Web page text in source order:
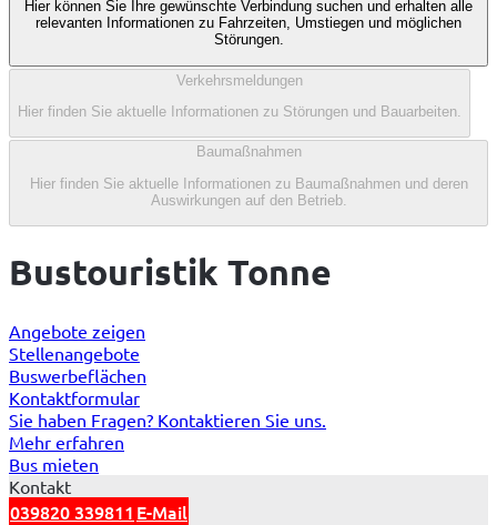
vonHier können Sie Ihre gewünschte Verbindung suchen und erhalten alle
relevanten Informationen zu Fahrzeiten, Umstiegen und möglichen
Störungen.
Verkehrsmeldungen
Hier finden Sie aktuelle Informationen zu Störungen und Bauarbeiten.
Baumaßnahmen
Hier finden Sie aktuelle Informationen zu Baumaßnahmen und deren
Auswirkungen auf den Betrieb.
Bustouristik Tonne
Angebote zeigen
Stellenangebote
Buswerbeflächen
Kontaktformular
Sie haben Fragen? Kontaktieren Sie uns.
Mehr erfahren
Bus mieten
Kontakt
039820 339811 E-Mail